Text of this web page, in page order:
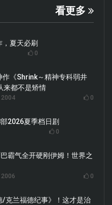
看更多
夏天必刷
0
《Shrink～精神专科弱井
来都不是矫情
0
2026夏季档日剧
0
霸气全开硬刚伊姆！世界之
0
克兰福德纪事》！这才是治